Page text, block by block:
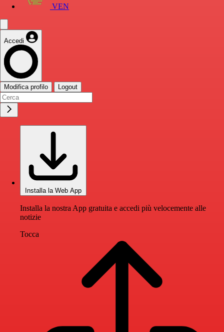
VEN
Accedi
Modifica profilo Logout
Installa la Web App
Installa la nostra App gratuita e accedi più velocemente alle
notizie
Tocca